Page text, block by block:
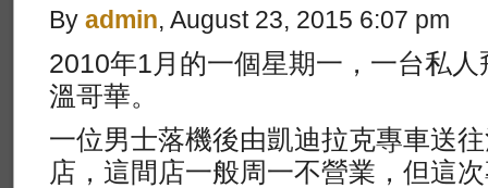
By admin, August 23, 2015 6:07 pm
2010年1月的一個星期一，一台私
溫哥華。
一位男士落機後由凱迪拉克專車送
店，這間店一般周一不營業，但這